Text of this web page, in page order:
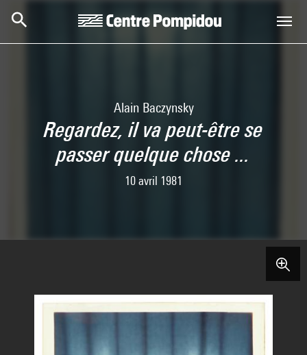
Alain Baczynsky
Regardez, il va peut-être se
passer quelque chose ...
10 avril 1981